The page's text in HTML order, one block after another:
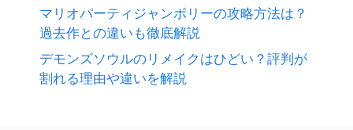
マリオパーティジャンボリーの攻略方法は？
過去作との違いも徹底解説
デモンズソウルのリメイクはひどい？評判が
割れる理由や違いを解説